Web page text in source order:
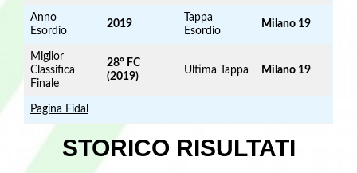
Anno
Esordio
2019
Tappa
Esordio
Milano 19
Miglior
Classifica
Finale
28° FC
(2019)
Ultima Tappa Milano 19
Pagina Fidal
STORICO RISULTATI